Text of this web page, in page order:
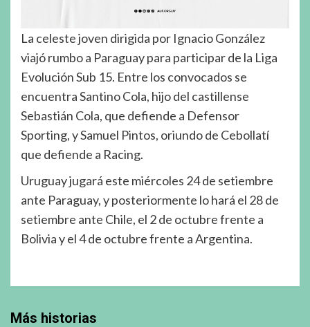
La celeste joven dirigida por Ignacio González
viajó rumbo a Paraguay para participar de la Liga
Evolución Sub 15. Entre los convocados se
encuentra Santino Cola, hijo del castillense
Sebastián Cola, que defiende a Defensor
Sporting, y Samuel Pintos, oriundo de Cebollatí
que defiende a Racing.
Uruguay jugará este miércoles 24 de setiembre
ante Paraguay, y posteriormente lo hará el 28 de
setiembre ante Chile, el 2 de octubre frente a
Bolivia y el 4 de octubre frente a Argentina.
Más historias